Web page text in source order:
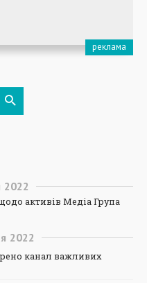
2022
активів Медіа Група
2022
канал важливих